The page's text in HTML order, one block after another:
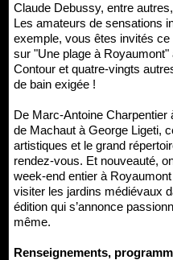
Claude Debussy, entre
Les amateurs de sensations
exemple, vous êtes invités
sur "Une plage à
Contour et quatre-vingts
de bain exigée !
De Marc-Antoine Charpentier
de Machaut à George Ligeti,
artistiques et le grand
rendez-vous. Et nouveauté,
week-end entier à
visiter les jardins médiévaux
édition qui s’annonce
même.
Renseignements,